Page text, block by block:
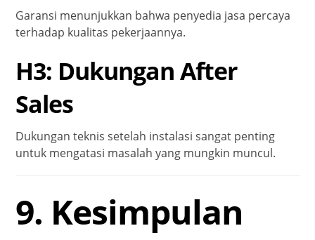
Garansi menunjukkan bahwa penyedia jasa percaya
terhadap kualitas pekerjaannya.
H3: Dukungan After
Sales
Dukungan teknis setelah instalasi sangat penting
untuk mengatasi masalah yang mungkin muncul.
9. Kesimpulan